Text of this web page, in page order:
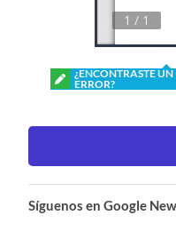
¿ENCONTRASTE UN
ERROR?
Síguenos en Google